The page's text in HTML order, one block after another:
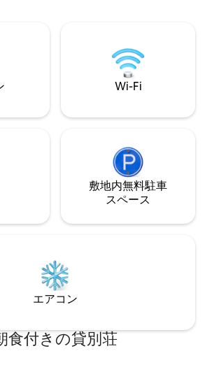
ケーション！
す。 有料の朝食
されています。
所にあるジムが無
Wi-Fi
敷地内無料駐⁠車
ス⁠ペ⁠ー⁠ス
エアコン
食付きの貸別荘